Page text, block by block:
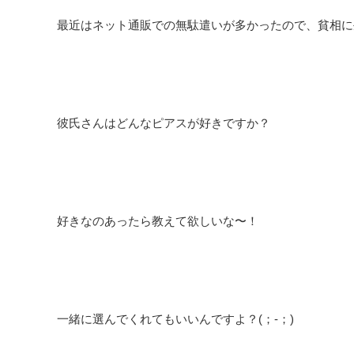
最近はネット通販での無駄遣いが多かったので、貧相
彼氏さんはどんなピアスが好きですか？
好きなのあったら教えて欲しいな〜！
一緒に選んでくれてもいいんですよ？(；-；)